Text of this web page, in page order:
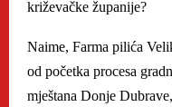
križevačke županije?
Naime, Farma pilića
od početka procesa
mještana Donje